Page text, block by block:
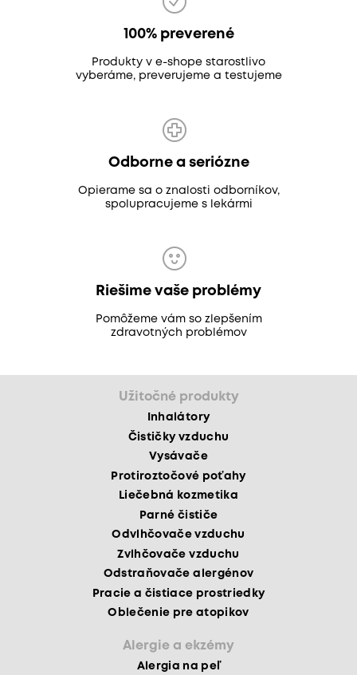
100% preverené
Produkty v e-shope starostlivo
vyberáme, preverujeme a testujeme
Odborne a seriózne
Opierame sa o znalosti odborníkov,
spolupracujeme s lekármi
Riešime vaše problémy
Pomôžeme vám so zlepšením
zdravotných problémov
Užitočné produkty
Inhalátory
Čističky vzduchu
Vysávače
Protiroztočové poťahy
Liečebná kozmetika
Parné čističe
Odvlhčovače vzduchu
Zvlhčovače vzduchu
Odstraňovače alergénov
Pracie a čistiace prostriedky
Oblečenie pre atopikov
Alergie a ekzémy
Alergia na peľ